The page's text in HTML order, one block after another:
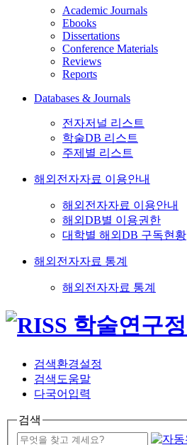
Academic Journals
Ebooks
Dissertations
Conference Materials
Reviews
Reports
Databases & Journals
전자저널 리스트
학술DB 리스트
주제별 리스트
해외전자자료 이용안내
해외전자자료 이용안내
해외DB별 이용권한
대학별 해외DB 구독현황
해외전자자료 통계
해외전자자료 통계
검색환경설정
검색도움말
다국어입력
검색